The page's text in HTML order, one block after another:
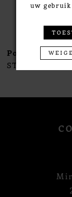
11
12
14
Poirier
STYLE #NC-1396
uw